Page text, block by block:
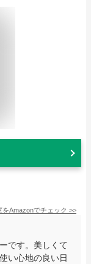
をAmazonでチェック >>
です。美しくて
い心地の良い日